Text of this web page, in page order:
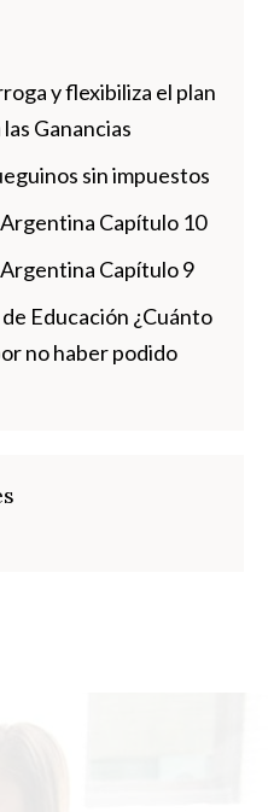
y flexibiliza el plan
Ganancias
sin impuestos
Capítulo 10
Capítulo 9
Educación ¿Cuánto
no haber podido